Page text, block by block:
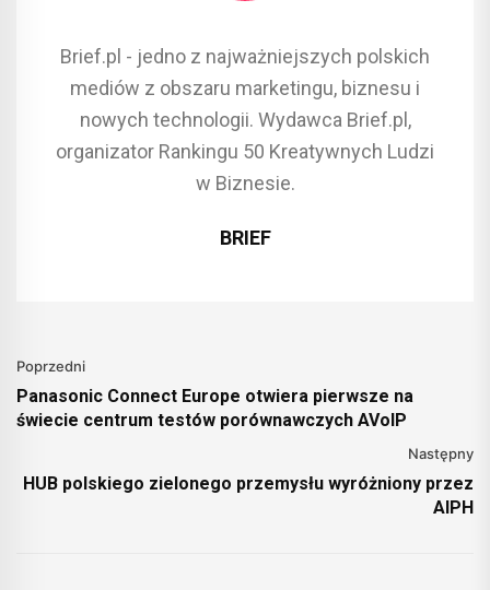
Brief.pl - jedno z najważniejszych polskich
mediów z obszaru marketingu, biznesu i
nowych technologii. Wydawca Brief.pl,
organizator Rankingu 50 Kreatywnych Ludzi
w Biznesie.
BRIEF
Poprzedni
Panasonic Connect Europe otwiera pierwsze na
świecie centrum testów porównawczych AVoIP
Następny
HUB polskiego zielonego przemysłu wyróżniony przez
AIPH